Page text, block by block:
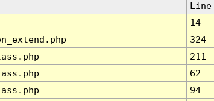
Line
14
324
211
62
94